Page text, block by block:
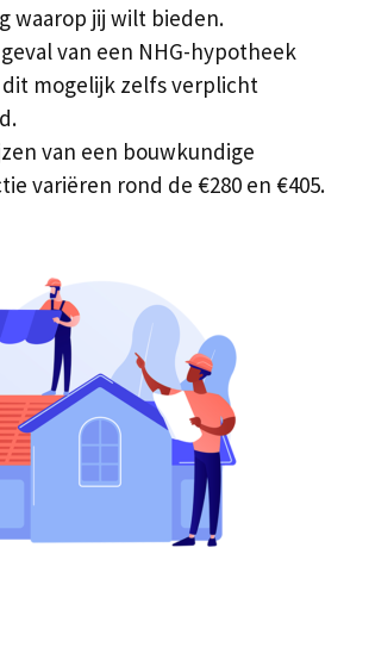
waarop jij wilt bieden.
van een NHG-hypotheek
mogelijk zelfs verplicht
van een bouwkundige
variëren rond de €280 en €405.